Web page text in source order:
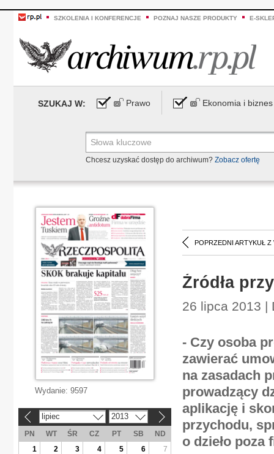
SZKOLENIA I KONFERENCJE POZNAJ NASZE PRODUKTY E-
SZUKAJ W: Prawo Ekonomia i biznes
Chcesz uzyskać dostęp do archiwum? Zobacz ofertę
POPRZEDNI ARTYKUŁ Z
Źródła
26 lipca 2013 |
- Czy osoba
zawierać
na zasadach
prowadzący
aplikację i
przychodu,
o dzieło poza
Wydanie: 9597
lipiec 2013
PN WT ŚR CZ PT SB
ND
1
2 3 4 5 6
7